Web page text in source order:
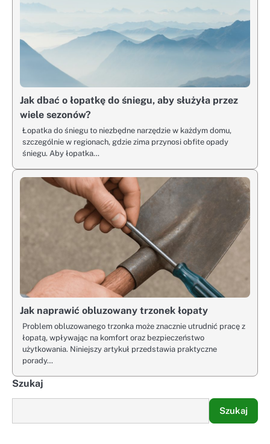
Jak dbać o łopatkę do śniegu, aby służyła przez
wiele sezonów?
Łopatka do śniegu to niezbędne narzędzie w każdym domu,
szczególnie w regionach, gdzie zima przynosi obfite opady
śniegu. Aby łopatka…
Jak naprawić obluzowany trzonek łopaty
Problem obluzowanego trzonka może znacznie utrudnić pracę z
łopatą, wpływając na komfort oraz bezpieczeństwo
użytkowania. Niniejszy artykuł przedstawia praktyczne
porady…
Szukaj
Szukaj